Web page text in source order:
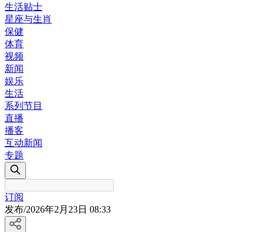
生活贴士
星座与生肖
保健
体育
视频
新闻
娱乐
生活
系列节目
直播
播客
互动新闻
专题
订阅
发布/2026年2月23日 08:33